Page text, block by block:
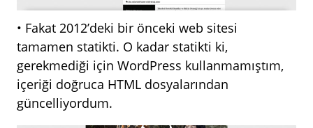
• Fakat 2012’deki bir önceki web sitesi
tamamen statikti. O kadar statikti ki,
gerekmediği için WordPress kullanmamıştım,
içeriği doğruca HTML dosyalarından
güncelliyordum.